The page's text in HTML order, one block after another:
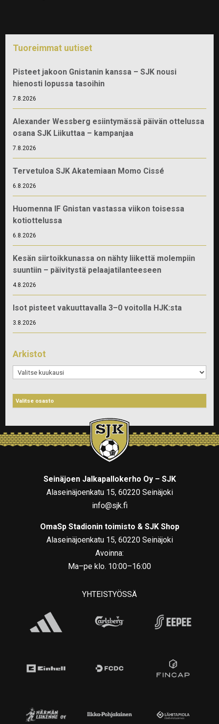
Tuoreimmat uutiset
Pisteet jakoon Gnistanin kanssa – SJK nousi
hienosti lopussa tasoihin
7.8.2026
Alexander Wessberg esiintymässä päivän ottelussa
osana SJK Liikuttaa – kampanjaa
7.8.2026
Tervetuloa SJK Akatemiaan Momo Cissé
6.8.2026
Huomenna IF Gnistan vastassa viikon toisessa
kotiottelussa
6.8.2026
Kesän siirtoikkunassa on nähty liikettä molempiin
suuntiin – päivitystä pelaajatilanteeseen
4.8.2026
Isot pisteet vakuuttavalla 3–0 voitolla HJK:sta
3.8.2026
Arkistot
Arkistot
Seinäjoen Jalkapallokerho Oy – SJK
Alaseinäjoenkatu 15, 60220 Seinäjoki
info@sjk.fi
OmaSp Stadionin toimisto & SJK Shop
Alaseinäjoenkatu 15, 60220 Seinäjoki
Avoinna:
Ma–pe klo. 10:00–16:00
YHTEISTYÖSSÄ